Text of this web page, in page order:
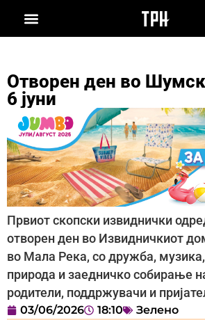
Отворен ден во
6 јуни
Првиот скопски извиднички
отворен ден во Извидничкиот
во Мала Река, со дружба,
природа и заедничко собирање
родители, поддржувачи и
03/06/2026 18:10 Зелено